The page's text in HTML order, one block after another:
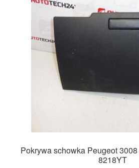
Pokrywa schowka Peugeot
8218YT